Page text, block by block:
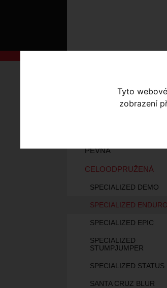
Tyto
zobrazení
KOLA S-WORKS
PEVNÁ
CELOODPRUŽENÁ
SPECIALIZED DEMO
SPECIALIZED ENDURO
SPECIALIZED EPIC
SPECIALIZED
STUMPJUMPER
SPECIALIZED STATUS
SANTA CRUZ BLUR